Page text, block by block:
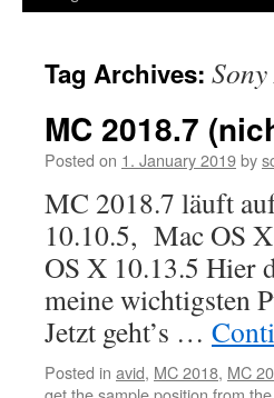
Tag Archives:
MC 2018.7
Posted on 1. January 2019by
MC 2018.7 läuft
10.10.5, Mac OS
OS X 10.13.5 Hier
meine wichtigsten
Jetzt geht’s …
Posted in avid, MC 2018, MC